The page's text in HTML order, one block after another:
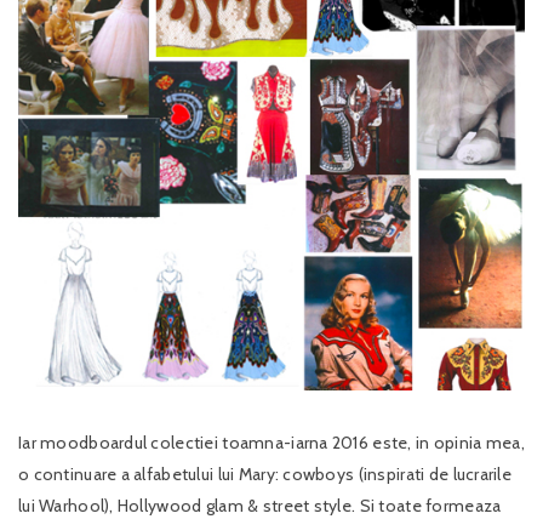
Iar moodboardul colectiei toamna-iarna 2016 este, in opinia mea,
o continuare a alfabetului lui Mary: cowboys (inspirati de lucrarile
lui Warhool), Hollywood glam & street style. Si toate formeaza